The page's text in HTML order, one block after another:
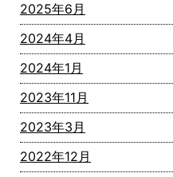
2025年6月
2024年4月
2024年1月
2023年11月
2023年3月
2022年12月